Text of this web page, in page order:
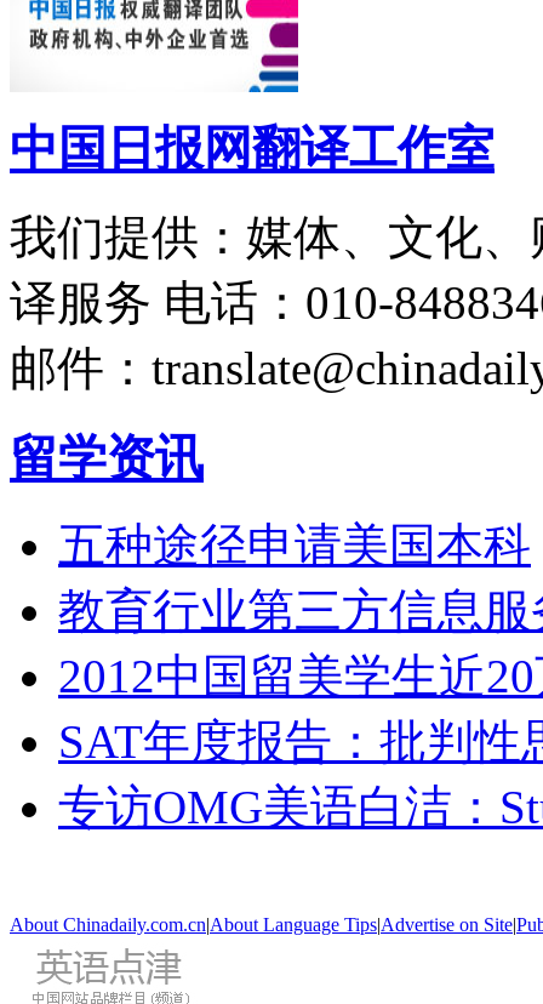
中国日报网翻译工作室
我们提供：媒体、文化
译服务 电话：010-
邮件：
留学资讯
五种途径申请美国本科
教育行业第三方信息
2012中国留美学生近
SAT年度报告：批判
专访OMG美语白洁：
About Chinadaily.com.cn|About Language Tips|Advertise on Site|